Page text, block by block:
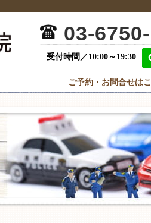
03-
受付時間／10:00～19:30
ご予約・お問合せは